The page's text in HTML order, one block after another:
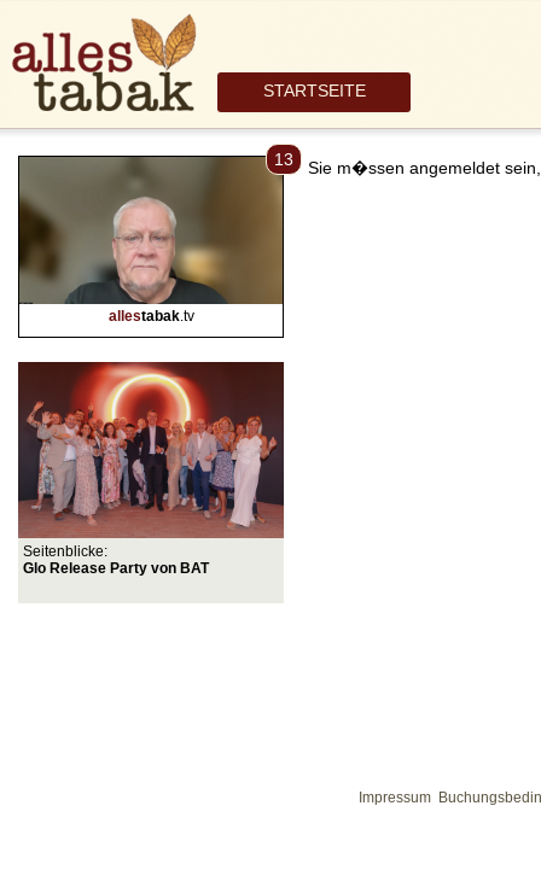
STARTSEITE
13
allestabak.tv
Seitenblicke:
Glo Release Party von BAT
Sie m�ssen angemeldet
Impressum